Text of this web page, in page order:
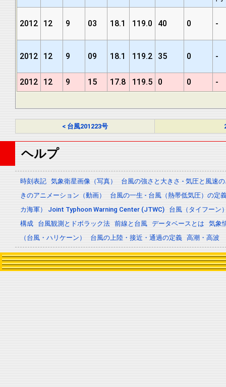
2012 12 9 03 18.1 119.0 40 0 -
2012 12 9 09 18.1 119.2 35 0 -
2012 12 9 15 17.8 119.5 0 0 -
< 台風201223号
ヘルプ
時刻表記 気象衛星画像（写真）
台風の強さと大きさ - 気圧と風速
きのアニメーション（動画）
台風の一生 - 台風（熱帯低気圧）の定
カ海軍） Joint Typhoon Warning Center (JTWC)
台風（タイフーン
構成
台風観測とドボラック法 前線と台風 データベースとは
気象
（台風・ハリケーン）
台風の上陸・接近・通過の定義 高潮・高波